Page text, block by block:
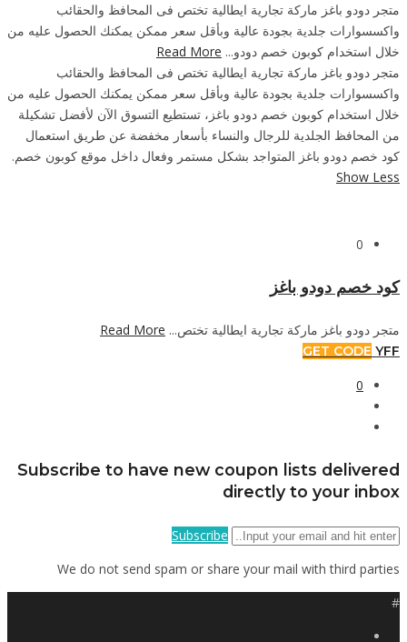
متجر دودو باغز ماركة تجارية ايطالية تختص فى المحافظ والحقائب
واكسسوارات جلدية بجودة عالية وبأقل سعر ممكن يمكنك الحصول عليه من
خلال استخدام كوبون خصم دودو... Read More
متجر دودو باغز ماركة تجارية ايطالية تختص فى المحافظ والحقائب
واكسسوارات جلدية بجودة عالية وبأقل سعر ممكن يمكنك الحصول عليه من
خلال استخدام كوبون خصم دودو باغز، تستطيع التسوق الآن لأفضل تشكيلة
من المحافظ الجلدية للرجال والنساء بأسعار مخفضة عن طريق استعمال
كود خصم دودو باغز المتواجد بشكل مستمر وفعال داخل موقع كوبون خصم.
Show Less
0
كود خصم دودو باغز
متجر دودو باغز ماركة تجارية ايطالية تختص... Read More
GET CODE YFF
0
Subscribe to have new coupon lists delivered
directly to your inbox
Subscribe
We do not send spam or share your mail with third parties
#